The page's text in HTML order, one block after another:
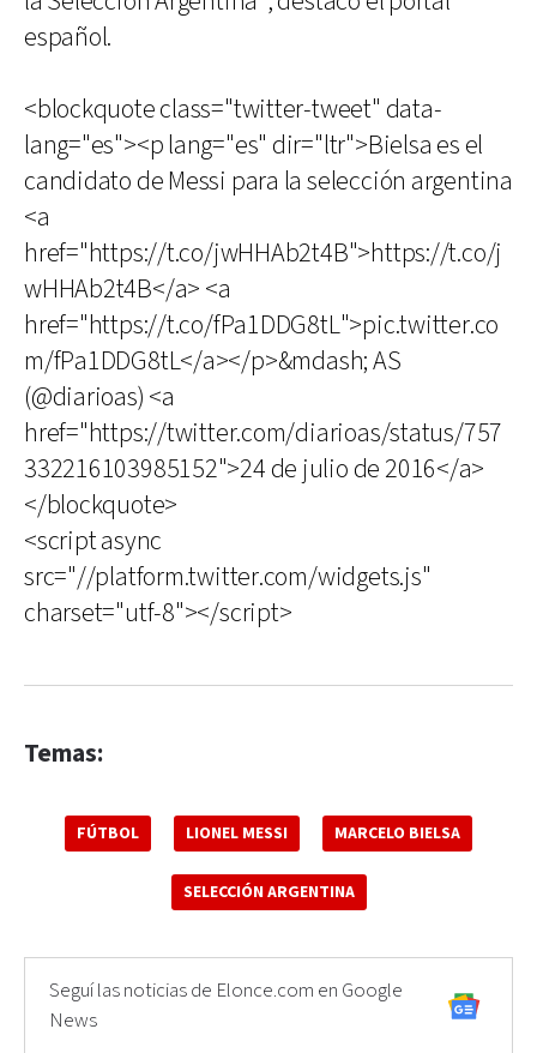
español.
<blockquote class="twitter-tweet" data-
lang="es"><p lang="es" dir="ltr">Bielsa es el
candidato de Messi para la selección argentina
<a
href="https://t.co/jwHHAb2t4B">https://t.co/j
wHHAb2t4B</a> <a
href="https://t.co/fPa1DDG8tL">pic.twitter.co
m/fPa1DDG8tL</a></p>&mdash; AS
(@diarioas) <a
href="https://twitter.com/diarioas/status/757
332216103985152">24 de julio de 2016</a>
</blockquote>
<script async
src="//platform.twitter.com/widgets.js"
charset="utf-8"></script>
Temas:
FÚTBOL LIONEL MESSI MARCELO BIELSA
SELECCIÓN ARGENTINA
Seguí las noticias de Elonce.com en Google
News